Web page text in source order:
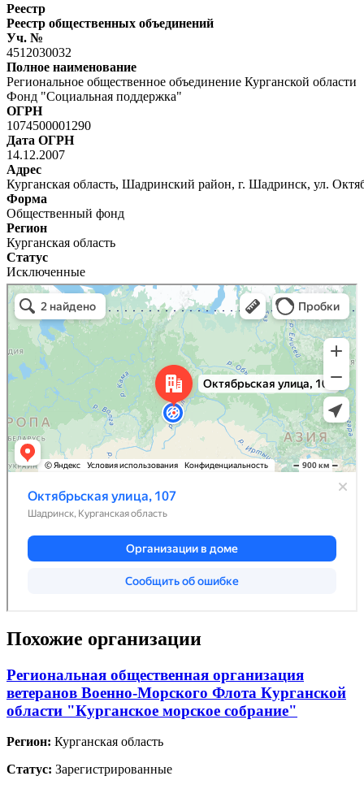
Реестр
Реестр общественных объединений
Уч. №
4512030032
Полное наименование
Региональное общественное объединение Курганской области
Фонд "Социальная поддержка"
ОГРН
1074500001290
Дата ОГРН
14.12.2007
Адрес
Курганская область, Шадринский район, г. Шадринск, ул.
Форма
Общественный фонд
Регион
Курганская область
Статус
Исключенные
Похожие организации
Региональная общественная организация
ветеранов Военно-Морского Флота Курганской
области "Курганское морское собрание"
Регион: Курганская область
Статус: Зарегистрированные